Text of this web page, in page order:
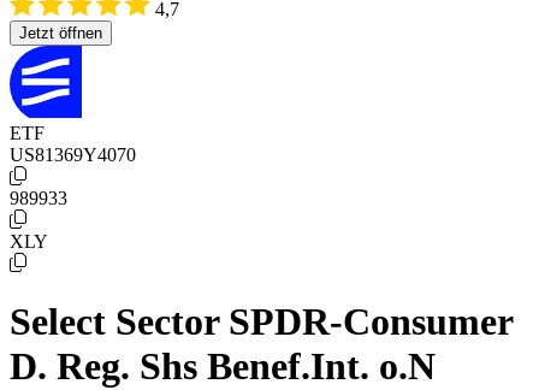
4,7
Jetzt öffnen
ETF
US81369Y4070
989933
XLY
Select Sector SPDR-Consumer
D. Reg. Shs Benef.Int. o.N